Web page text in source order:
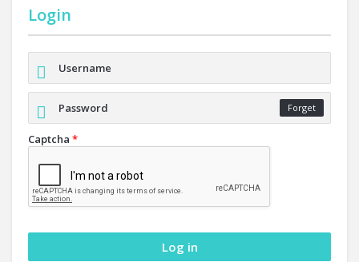
Login
Forget
Captcha *